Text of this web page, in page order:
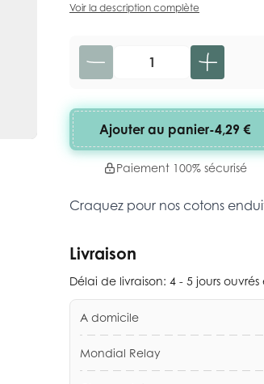
Voir la description complète
Quantité
Ajouter au panier-4,29 €
Paiement 100% sécurisé
Craquez pour nos cotons
Livraison
Délai de livraison: 4 - 5 jours ouvrés
A domicile
Mondial Relay